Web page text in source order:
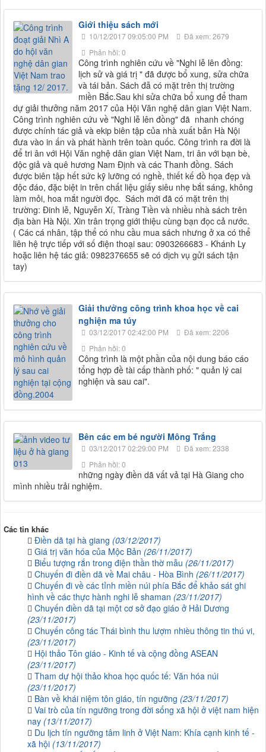
Giới thiệu sách mới
10/12/2017 09:05:00 PM
Đã xem: 2679
Phản hồi: 0
Công trình nghiên cứu về "Nghi lễ lên đồng:
lịch sử và giá trị " đã được bổ xung, sửa chữa
và tái bản. Sách đẫ có mặt trên thị trường
miền Bắc.Sau khi sửa chữa bổ xung để tham
dự giải thưởng năm 2017 của Hội Văn nghệ dân gian Việt Nam.
Công trình nghiên cứu về "Nghi lễ lên đồng" đã nhanh chóng
được chính tác giả và ekip biên tập của nhà xuất bản Hà Nội
đưa vào in ấn và phát hành trên toàn quốc. Công trình ra đời là
để tri ân với Hội Văn nghệ dân gian Việt Nam, tri ân với bạn bè,
độc giả và quê hương Nam Định và các Thanh đồng. Sách
được biên tập hết sức kỹ lưỡng có nghề, thiết kế đồ họa đẹp và
độc đáo, đặc biệt in trên chất liệu giấy siêu nhẹ bắt sáng, không
làm mỏi, hoa mắt người đọc. Sách mới đã có mặt trên thị
trường: Đinh lễ, Nguyễn Xí, Tràng Tiền và nhiều nhà sách trên
địa bàn Hà Nội. Xin trân trọng giới thiệu cùng bạn đọc cả nước.
( Các cá nhân, tập thể có nhu cầu mua sách nhưng ở xa có thể
liên hệ trực tiếp với số điện thoại sau: 0903266683 - Khánh Ly
hoặc liên hệ tác giả: 0982376655 sẽ có dịch vụ gửi sách tận
tay)
Giải thưởng công trình khoa học về cai
nghiện ma túy
03/12/2017 02:42:00 PM
Đã xem: 2206
Phản hồi: 0
Công trình là một phần của nội dung báo cáo
tổng hợp đề tài cấp thành phố: " quản lý cai
nghiện và sau cai".
Bên các em bé người Mông Trắng
03/12/2017 02:29:00 PM
Đã xem: 2338
Phản hồi: 0
những ngày điền dã vất vả tại Hà Giang cho
mình nhiều trải nghiệm.
Các tin khác
Điền dã tại hà giang (03/12/2017)
Giá trị văn hóa của Mộc Bản (26/11/2017)
Biểu tượng rắn trong điện thần thờ mẫu (26/11/2017)
Chuyến đi điền dã về Mai châu - Hòa Bình (26/11/2017)
Chuyến đi về các tỉnh miền núi phía Bắc để khảo sát ghi
hình về các thực hành nghi lễ shaman (23/11/2017)
Chuyến điền dã tại một cơ sở đạo giáo ở Hải Dương
(23/11/2017)
Chuyến công tác Thái bình thu lượm nhièu thông tin thú vi,
(23/11/2017)
Hội thảo Tôn giáo - Kinh tế và cộng đồng ASEAN
(23/11/2017)
Tham dự hội thảo khoa học quốc tế: Văn hóa núi
(23/11/2017)
Bàn về khái niệm tôn giáo, tín ngưỡng (23/11/2017)
Vai trò của tín ngưỡng trong đời sống xã hội ở việt nam hiện
nay (13/11/2017)
Du lịch tín ngưỡng tâm linh ở Việt Nam: Khía cạnh kinh tế -
xã hội (13/11/2017)